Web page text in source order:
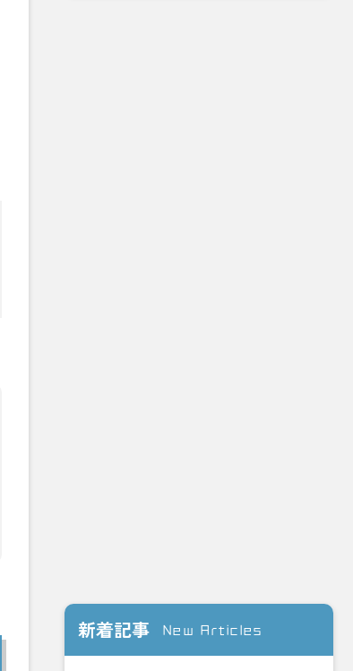
新着記事 New Articles